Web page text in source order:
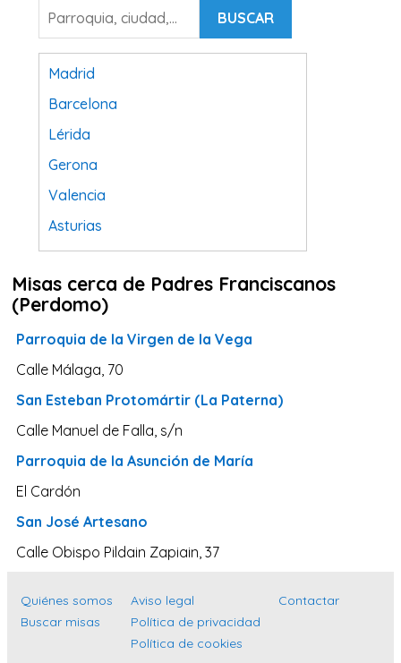
BUSCAR
Madrid
Barcelona
Lérida
Gerona
Valencia
Asturias
Tarragona
Navarra
Valladolid
Sevilla
La Coruña
Santa Cruz de Tenerife
Cantabria
Islas Baleares
Las Palmas
Málaga
Alicante
Zaragoza
Misas cerca de Padres Franciscanos
(Perdomo)
Parroquia de la Virgen de la Vega
Calle Málaga, 70
San Esteban Protomártir (La Paterna)
Calle Manuel de Falla, s/n
Parroquia de la Asunción de María
El Cardón
San José Artesano
Calle Obispo Pildain Zapiain, 37
Quiénes somos
Buscar misas
Aviso legal
Política de privacidad
Política de cookies
Contactar